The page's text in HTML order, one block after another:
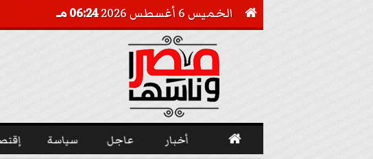
 الخميس 6 أغسطس 2026 06:24 مـ
 أخبار عاجل سياسة